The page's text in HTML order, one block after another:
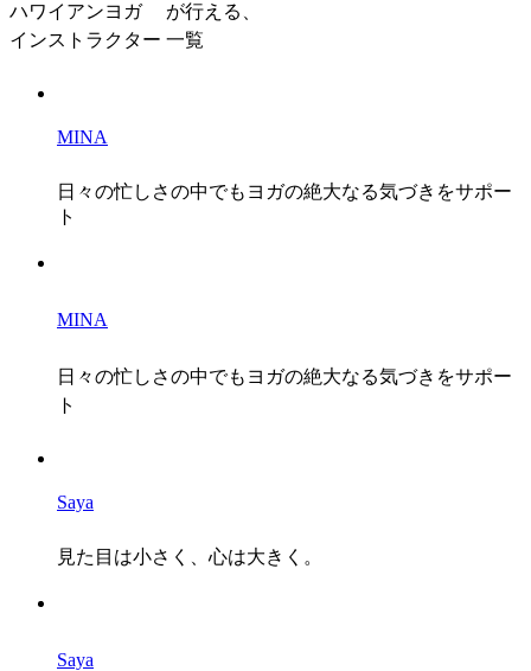
ハワイアンヨガ
が行える、
インストラクター 一覧
MINA
日々の忙しさの中でもヨガの絶大なる気づきをサポー
ト
MINA
日々の忙しさの中でもヨガの絶大なる気づきをサポー
ト
Saya
見た目は小さく、心は大きく。
Saya